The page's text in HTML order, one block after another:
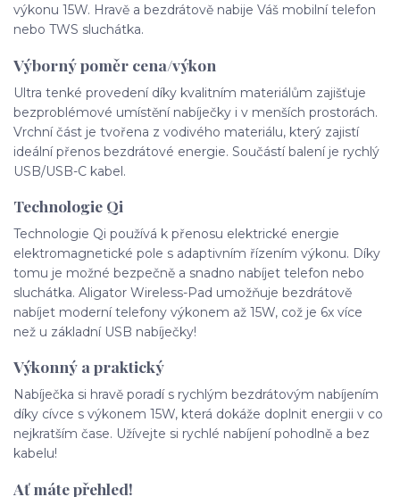
výkonu 15W. Hravě a bezdrátově nabije Váš mobilní telefon
nebo TWS sluchátka.
Výborný poměr cena/výkon
Ultra tenké provedení díky kvalitním materiálům zajišťuje
bezproblémové umístění nabíječky i v menších prostorách.
Vrchní část je tvořena z vodivého materiálu, který zajistí
ideální přenos bezdrátové energie. Součástí balení je rychlý
USB/USB-C kabel.
Technologie Qi
Technologie Qi používá k přenosu elektrické energie
elektromagnetické pole s adaptivním řízením výkonu. Díky
tomu je možné bezpečně a snadno nabíjet telefon nebo
sluchátka. Aligator Wireless-Pad umožňuje bezdrátově
nabíjet moderní telefony výkonem až 15W, což je 6x více
než u základní USB nabíječky!
Výkonný a praktický
Nabíječka si hravě poradí s rychlým bezdrátovým nabíjením
díky cívce s výkonem 15W, která dokáže doplnit energii v co
nejkratším čase. Užívejte si rychlé nabíjení pohodlně a bez
kabelu!
Ať máte přehled!